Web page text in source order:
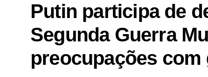
Putin participa de
Segunda Guerra
preocupações